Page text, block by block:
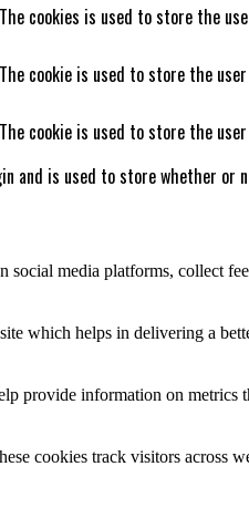
cookies is used to store the
cookie is used to store the
cookie is used to store the
and is used to store whether
media platforms, collect
which helps in delivering a
provide information on metrics
cookies track visitors across